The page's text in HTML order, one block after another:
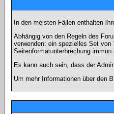
In den meisten Fällen enthalten
Abhängig von den Regeln des
verwenden: ein spezielles Set
Seitenformatunterbrechung immun
Es kann auch sein, dass der
Um mehr Informationen über den